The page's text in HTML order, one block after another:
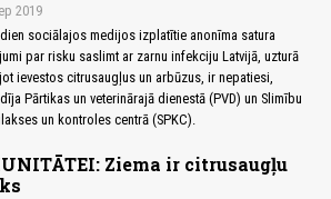
2019
sociālajos medijos izplatītie anonīma satura
par risku saslimt ar zarnu infekciju Latvijā, uzturā
ievestos citrusaugļus un arbūzus, ir nepatiesi,
Pārtikas un veterinārajā dienestā (PVD) un Slimību
un kontroles centrā (SPKC).
Ziema ir citrusaugļu